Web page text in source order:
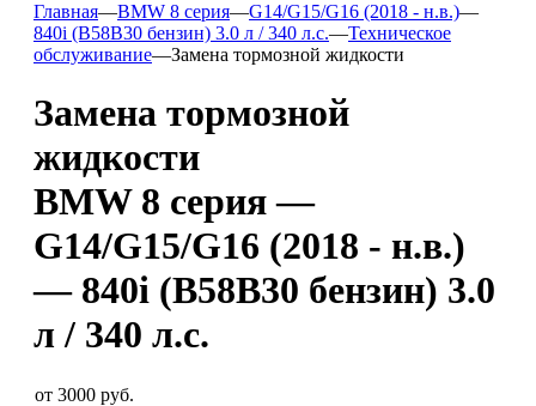
Главная—BMW 8 серия—G14/G15/G16 (2018 - н.в.)—
840i (B58B30 бензин) 3.0 л / 340 л.с.—Техническое
обслуживание—Замена тормозной жидкости
Замена тормозной
жидкости
BMW 8 серия —
G14/G15/G16 (2018 - н.в.)
— 840i (B58B30 бензин) 3.0
л / 340 л.с.
от 3000 руб.